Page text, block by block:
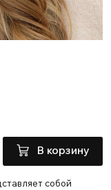
В корзину
собой